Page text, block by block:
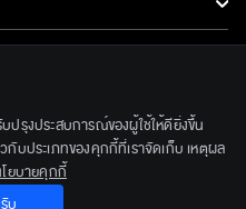
ปรุงประสบการณ์ของผู้ใช้ให้ดียิ่งขึ้น
บประเภทของคุกกี้ที่เราจัดเก็บ เหตุผล
ยบายคุกกี้
บ